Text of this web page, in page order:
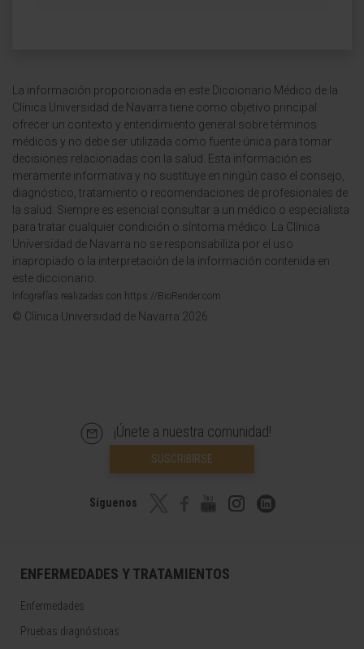
La información proporcionada en este Diccionario Médico de la
Clínica Universidad de Navarra tiene como objetivo principal
ofrecer un contexto y entendimiento general sobre términos
médicos y no debe ser utilizada como fuente única para tomar
decisiones relacionadas con la salud. Esta información es
meramente informativa y no sustituye en ningún caso el consejo,
diagnóstico, tratamiento o recomendaciones de profesionales de
la salud. Siempre es esencial consultar a un médico o especialista
para tratar cualquier condición o síntoma médico. La Clínica
Universidad de Navarra no se responsabiliza por el uso
inapropiado o la interpretación de la información contenida en
este diccionario.
Infografías realizadas con https://BioRender.com
© Clínica Universidad de Navarra 2026
¡Únete a nuestra comunidad!
SUSCRIBIRSE
Síguenos
ENFERMEDADES Y TRATAMIENTOS
Enfermedades
Pruebas diagnósticas